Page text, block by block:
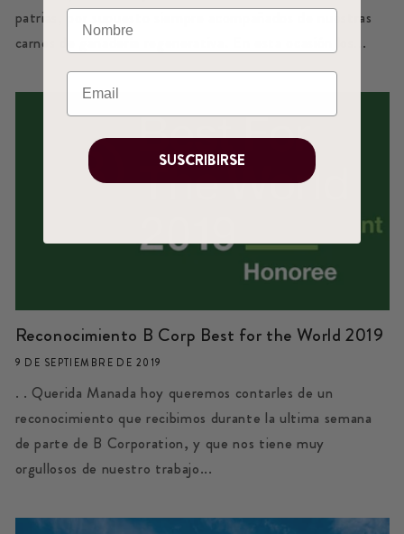
patrias, por supuesto siempre acompañados de nuestras
carnes de ganadería regenerativa. En esta ocasión los...
Reconocimiento B Corp Best for the World 2019
9 DE SEPTIEMBRE DE 2019
. . Querida Manada hoy queremos contarles de un
reconocimiento que recibimos durante la ultima semana
de parte de B Corporation, y que nos tiene muy
orgullosos de nuestro trabajo...
SUSCRIBIRSE